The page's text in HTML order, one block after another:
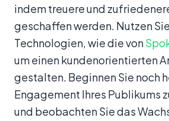
indem treuere und
geschaffen werden. Nutzen
Technologien, wie die von
um einen kundenorientierten
gestalten. Beginnen Sie noch
Engagement Ihres Publikums
und beobachten Sie das